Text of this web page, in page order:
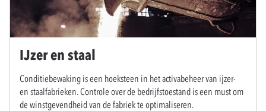
IJzer en staal
Conditiebewaking is een hoeksteen in het activabeheer van ijzer-
en staalfabrieken. Controle over de bedrijfstoestand is een must om
de winstgevendheid van de fabriek te optimaliseren.